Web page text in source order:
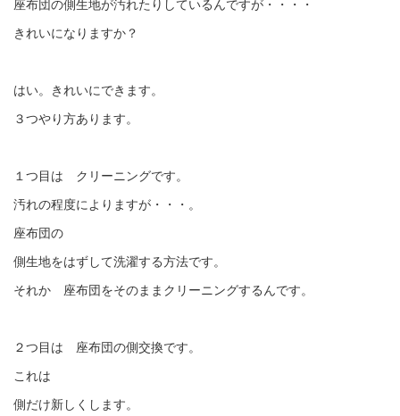
座布団の側生地が汚れたりしているんですが・・・・
きれいになりますか？
はい。きれいにできます。
３つやり方あります。
１つ目は クリーニングです。
汚れの程度によりますが・・・。
座布団の
側生地をはずして洗濯する方法です。
それか 座布団をそのままクリーニングするんです。
２つ目は 座布団の側交換です。
これは
側だけ新しくします。